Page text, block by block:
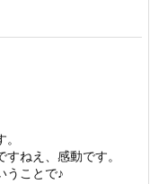
ねえ、感動です。
うことで♪